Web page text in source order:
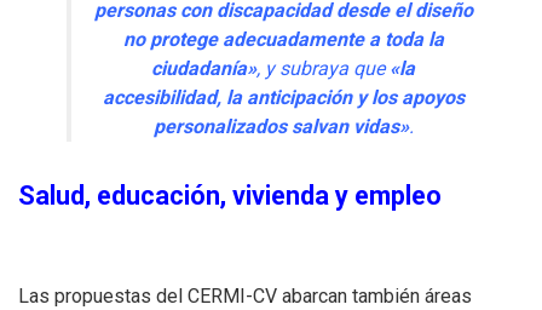
personas con discapacidad desde el diseño
no protege adecuadamente a toda la
ciudadanía», y subraya que«la
accesibilidad, la anticipación y los apoyos
personalizados salvan vidas».
Salud, educación, vivienda y empleo
Las propuestas del CERMI-CV abarcan también áreas